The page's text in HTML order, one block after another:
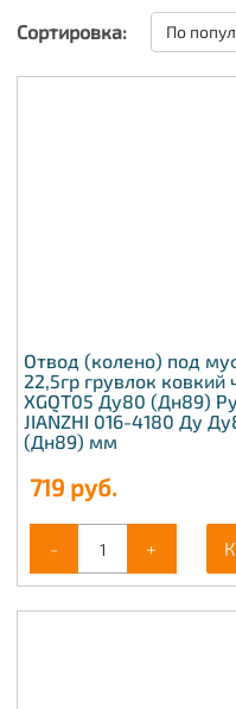
Сортировка: По
Отвод (колено) под
22,5гр грувлок ковкий
XGQT05 Ду80 (Дн89)
JIANZHI 016-4180 Ду
(Дн89) мм
719 руб.
- +